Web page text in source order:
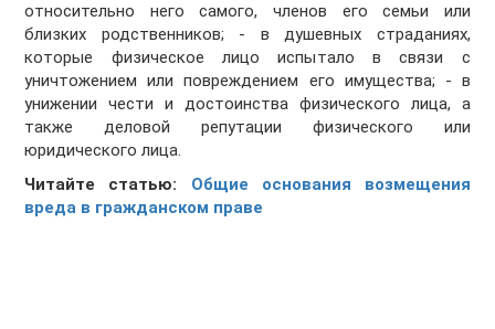
относительно него самого, членов его семьи или
близких родственников; - в душевных страданиях,
которые физическое лицо испытало в связи с
уничтожением или повреждением его имущества; - в
унижении чести и достоинства физического лица, а
также деловой репутации физического или
юридического лица.
Читайте статью: Общие основания возмещения
вреда в гражданском праве